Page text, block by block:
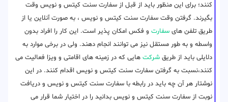
کنند؛ برای این منظور باید از قبل از سفارت سنت کیتس و نویس وقت
بگیرند. گرفتن وقت سفارت سنت کیتس و نویس ، به صورت آنلاین یا از
طریق تلفن های سفارت و فکس امکان پذیر است. این کار را افراد بدون
واسطه و به طور مستقل نیز می توانند انجام دهند. ولی در برخی موارد به
دلایلی باید از طریق شرکت هایی که در زمینه های اقامتی و ویزا فعالیت می
کنند،نسبت به گرفتن سفارت سنت کیتس و نویس اقدام کنند. در این
نوشتار هر آن چه باید در رابطه با سفارت سنت کیتس و نویس و دریافت
نوبت از سفارت سنت کیتس و نویس بدانید را در اختیار شما قرار می